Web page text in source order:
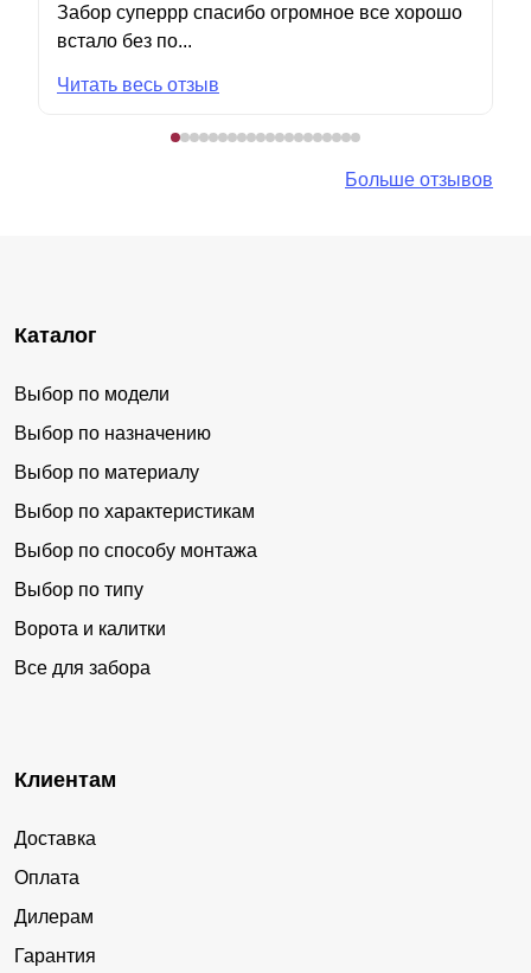
Забор суперрр спасибо огромное все хорошо
встало без по...
Читать весь отзыв
Больше отзывов
Каталог
Выбор по модели
Выбор по назначению
Выбор по материалу
Выбор по характеристикам
Выбор по способу монтажа
Выбор по типу
Ворота и калитки
Все для забора
Клиентам
Доставка
Оплата
Дилерам
Гарантия